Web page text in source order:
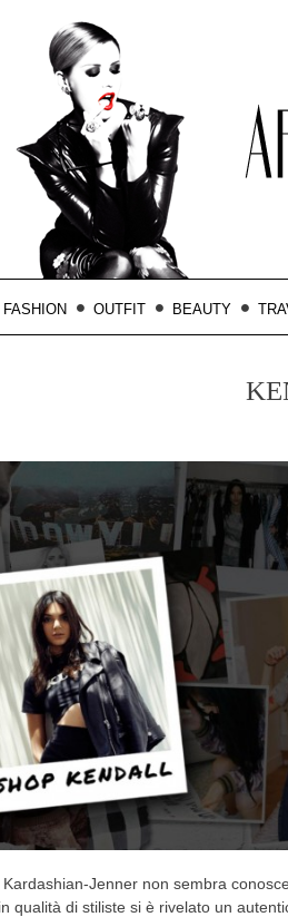
FASHION OUTFIT BEAUTY
Jenner non sembra
qualità di stiliste si è rivelato un